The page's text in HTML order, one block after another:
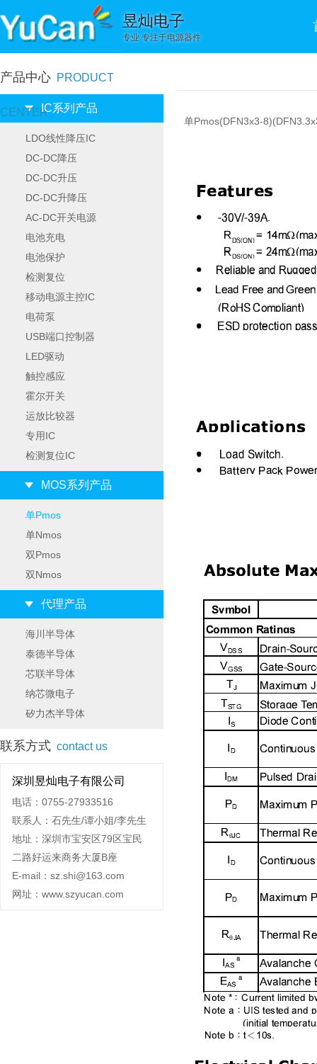
昱灿电子
专业 专注于电源器件
产品中心 PRODUCT
CENTERIC系列产品
LDO线性降压IC
DC-DC降压
DC-DC升压
DC-DC升降压
AC-DC开关电源
电池充电
电池保护
检测复位
移动电源主控IC
电荷泵
USB端口控制器
LED驱动
触控感应
霍尔开关
运放比较器
专用IC
检测复位IC
MOS系列产品
单Pmos
单Nmos
双Pmos
双Nmos
代理产品
海川半导体
泰德半导体
芯联半导体
纳芯微电子
矽力杰半导体
联系方式 contact us
深圳昱灿电子有限公司
电话：0755-27933516
联系人：石先生/谭小姐/李先生
地址：深圳市宝安区79区宝民
二路好运来商务大厦B座
E-mail：sz.shi@163.com
网址：www.szyucan.com
单Pmos(DFN3x3-